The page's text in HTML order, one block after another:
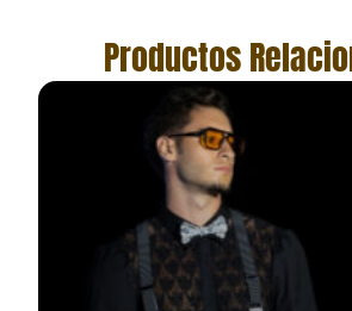
Productos